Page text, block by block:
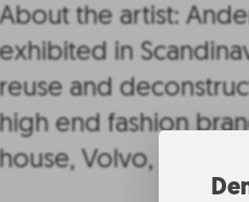
About the artist:
exhibited in
reuse and
high end fashion
house, Volvo, dog).